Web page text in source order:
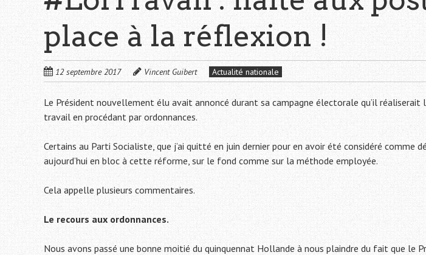
place à la réflexion !
12 septembre 2017 Vincent Guibert Actualité nationale
Le Président nouvellement élu avait annoncé durant sa campagne électorale qu’il
travail en procédant par ordonnances.
Certains au Parti Socialiste, que j’ai quitté en juin dernier pour en avoir été considéré comme
aujourd’hui en bloc à cette réforme, sur le fond comme sur la méthode employée.
Cela appelle plusieurs commentaires.
Le recours aux ordonnances.
Nous avons passé une bonne moitié du quinquennat Hollande à nous plaindre du fait que le